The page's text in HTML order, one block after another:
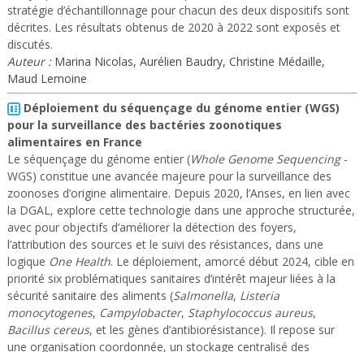
stratégie d’échantillonnage pour chacun des deux dispositifs sont
décrites. Les résultats obtenus de 2020 à 2022 sont exposés et
discutés.
Auteur :Marina Nicolas, Aurélien Baudry, Christine Médaille,
Maud Lemoine
Déploiement du séquençage du génome entier (WGS)
pour la surveillance des bactéries zoonotiques
alimentaires en France
Le séquençage du génome entier (Whole Genome Sequencing-
WGS) constitue une avancée majeure pour la surveillance des
zoonoses d’origine alimentaire. Depuis 2020, l’Anses, en lien avec
la DGAL, explore cette technologie dans une approche structurée,
avec pour objectifs d’améliorer la détection des foyers,
l’attribution des sources et le suivi des résistances, dans une
logique One Health. Le déploiement, amorcé début 2024, cible en
priorité six problématiques sanitaires d’intérêt majeur liées à la
sécurité sanitaire des aliments (Salmonella, Listeria
monocytogenes, Campylobacter, Staphylococcus aureus,
Bacillus cereus, et les gènes d’antibiorésistance). Il repose sur
une organisation coordonnée, un stockage centralisé des